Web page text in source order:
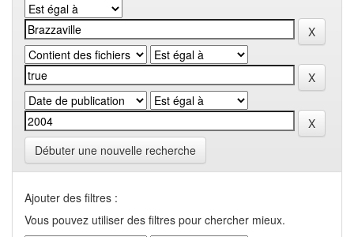
Débuter une nouvelle recherche
Ajouter des filtres :
Vous pouvez utiliser des filtres pour chercher mieux.